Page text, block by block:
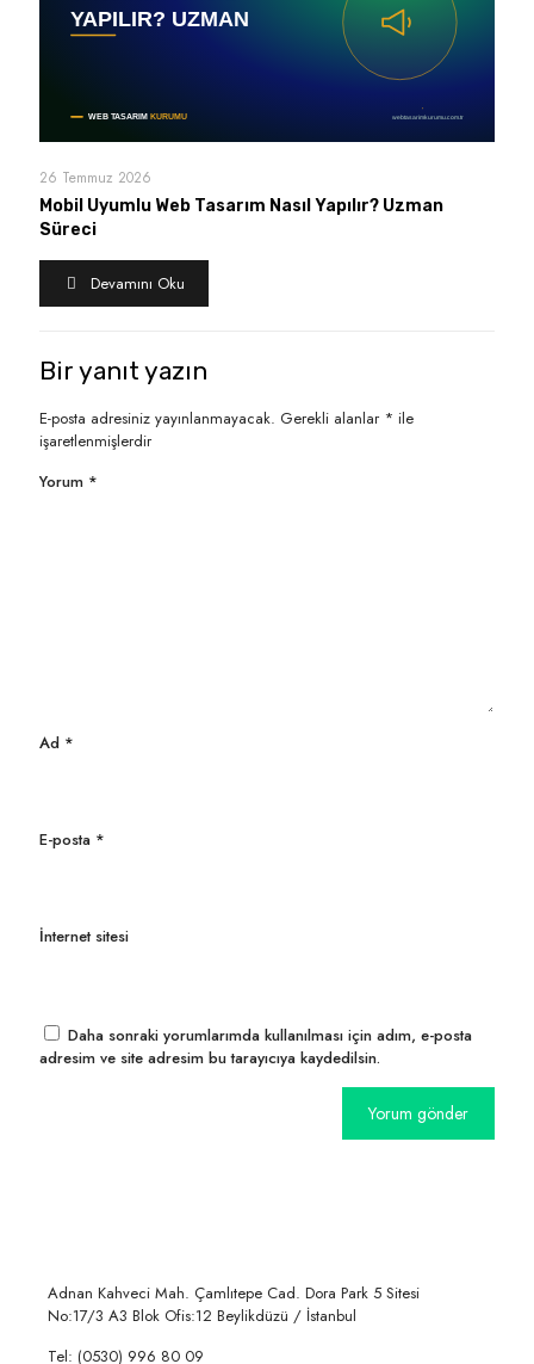
26 Temmuz 2026
Mobil Uyumlu Web Tasarım Nasıl Yapılır? Uzman
Süreci
Devamını Oku
Bir yanıt yazın
E-posta adresiniz yayınlanmayacak. Gerekli alanlar * ile
işaretlenmişlerdir
Yorum *
Ad *
E-posta *
İnternet sitesi
Daha sonraki yorumlarımda kullanılması için adım, e-posta
adresim ve site adresim bu tarayıcıya kaydedilsin.
Adnan Kahveci Mah. Çamlıtepe Cad. Dora Park 5 Sitesi
No:17/3 A3 Blok Ofis:12 Beylikdüzü / İstanbul
Tel: (0530) 996 80 09